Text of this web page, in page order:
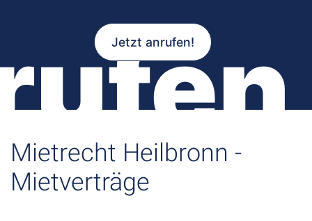
Jetzt anrufen!
Mietrecht Heilbronn -
Mietverträge